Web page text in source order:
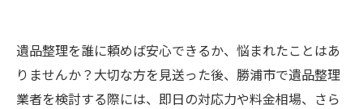
遺品整理を誰に頼めば安心できるか、悩まれたことはあ
りませんか？大切な方を見送った後、勝浦市で遺品整理
業者を検討する際には、即日の対応力や料金相場、さら